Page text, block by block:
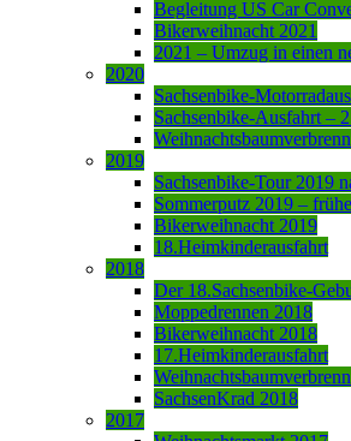
Begleitung US Car
Bikerweihnacht 2021
2021 – Umzug in einen
2020
Sachsenbike-
Sachsenbike-Ausfahrt –
2019
Sachsenbike-Tour 2019
Sommerputz 2019 –
Bikerweihnacht 2019
18.Heimkinderausfahrt
2018
Der 18.Sachsenbike-
Moppedrennen 2018
Bikerweihnacht 2018
17.Heimkinderausfahrt
SachsenKrad 2018
2017